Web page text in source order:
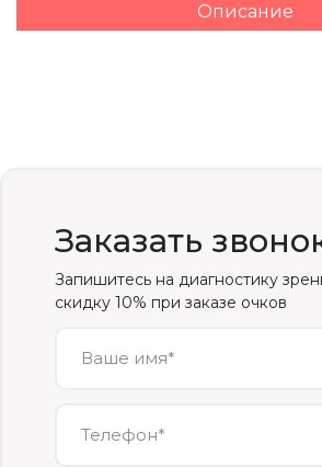
Описание
Заказать
Запишитесь на диагностику
скидку 10% при заказе очков
Ваше имя*
Телефон*